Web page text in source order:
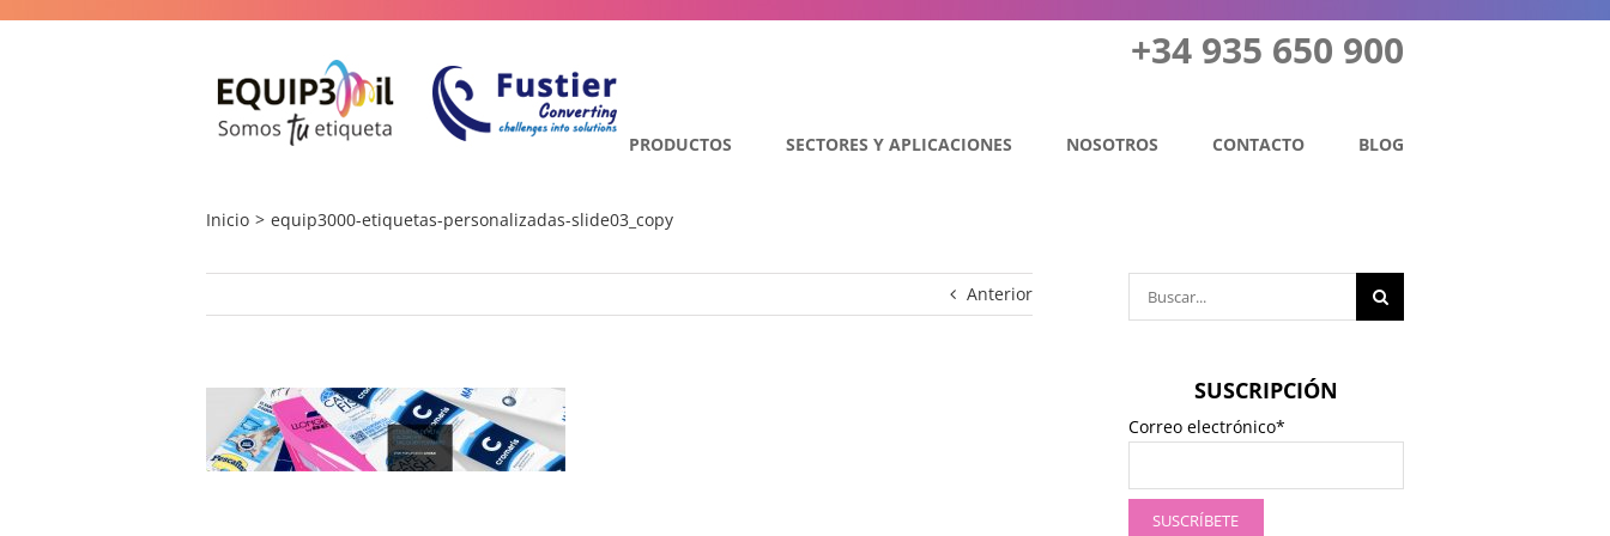
+34 935 650 900
PRODUCTOS SECTORES Y APLICACIONES NOSOTROS CONTACTO BLOG
Inicio equip3000-etiquetas-personalizadas-slide03_copy
Anterior
SUSCRIPCIÓN
Correo electrónico*